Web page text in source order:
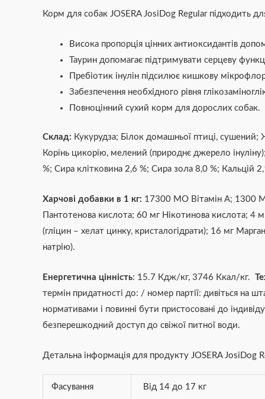
Корм для собак JOSERA JosiDog Regular
Висока пропорція цінних антиоксидантів
Таурин допомагає підтримувати серцеву
Пребіотик інулін підсилює кишкову
Забезпечення необхідного рівня
Повноцінний сухий корм для дорослих собак.
Склад: Кукурудза; Білок домашньої птиці, сушений;
Корінь цикорію, мелений (природнє джерело
%; Сира клітковина 2,6 %; Сира зола 8,0 %; Кальцій
Харчові добавки в 1 кг: 17300 МО Вітамін А; 1300
Пантотенова кислота; 60 мг Нікотинова кислота; 4
(гліцин – хелат цинку, кристалогідрати); 16 мг
натрію).
Енергетична цінність: 15.7 Кдж/кг, 3746 Ккал/кг.
термін придатності до: / номер партії: дивіться на
нормативами і повинні бути пристосовані до
безперешкодний доступ до свіжої питної води.
Детальна інформація для продукту JOSERA JosiDog
Фасування Від 14 до 17 кг